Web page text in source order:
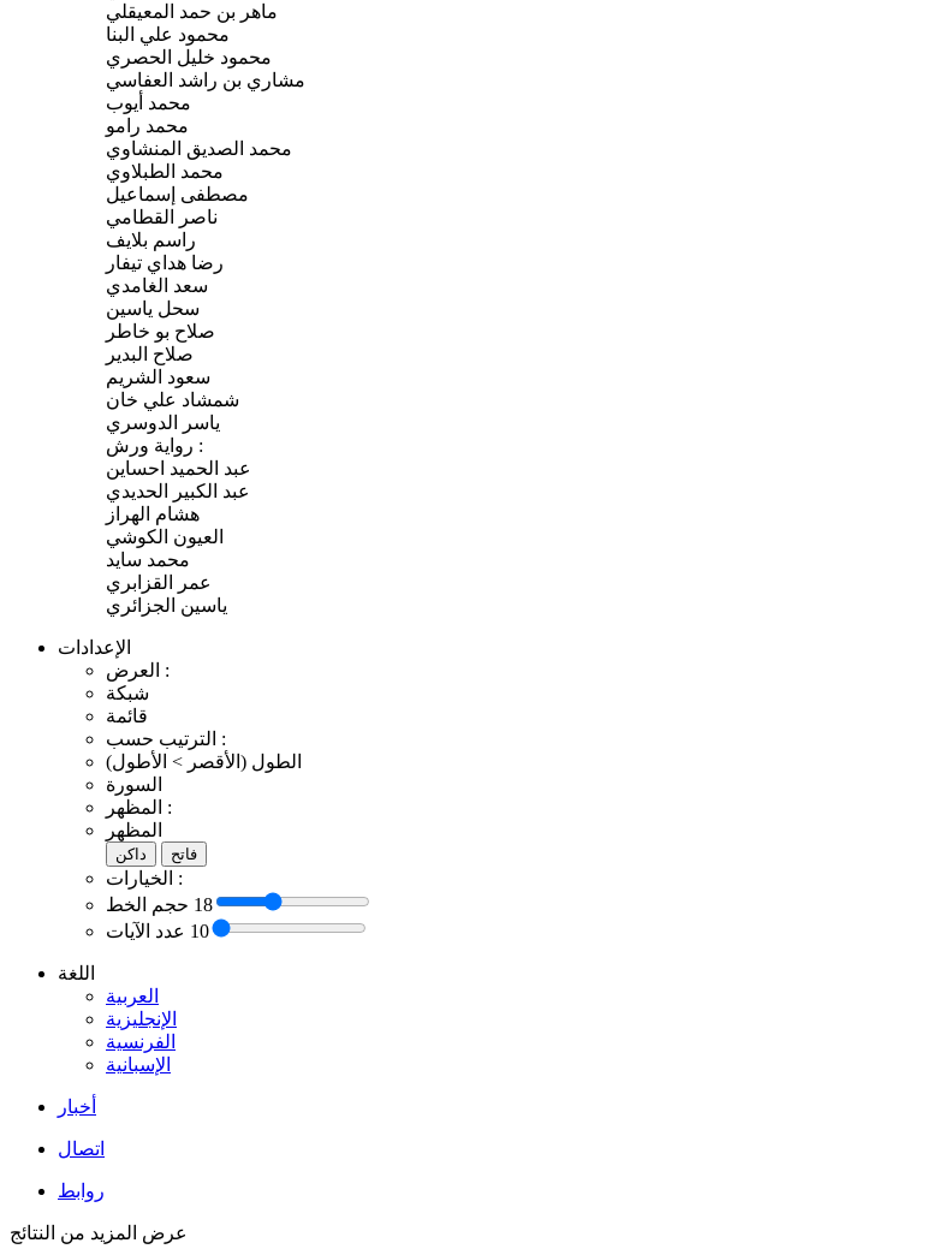
ﻣﺎﻫﺮ ﺑﻦ ﺣﻤﺪ اﻟﻤﻌﻴﻘﻠﻲ
محمود علي البنا
ﻣﺤﻤﻮﺩ ﺧﻠﻴﻞ اﻟﺤﺼﺮﻱ
ﻣﺸﺎﺭﻱ ﺑﻦ ﺭاﺷﺪ اﻟﻌﻔﺎﺳﻲ
محمد أيوب
محمد رامو
ﻣﺤﻤﺪ اﻟﺼﺪﻳﻖ اﻟﻤﻨﺸﺎﻭﻱ
محمد الطبلاوي
مصطفى إسماعيل
ناصر القطامي
راسم بلايف
رضا هداي تيفار
ﺳﻌﺪ اﻟﻐﺎﻣﺪﻱ
سحل ياسين
صلاح بو خاطر
صلاح البدير
ﺳﻌﻮﺩ اﻟﺸﺮﻳﻢ
شمشاد علي خان
ياسر الدوسري
رواية ورش :
عبد الحميد احساين
عبد الكبير الحديدي
هشام الهراز
العيون الكوشي
محمد سايد
عمر القزابري
ياسين الجزائري
الإعدادات
اﻟﻌﺮﺽ :
شبكة
ﻗﺎﺋﻤﺔ
اﻟﺘﺮﺗﻴﺐ ﺣﺴﺐ :
اﻟﻄﻮﻝ (اﻷﻗﺼﺮ > اﻷﻃﻮﻝ)
اﻟﺴﻮﺭﺓ
اﻟﻤﻈﻬﺮ :
اﻟﻤﻈﻬﺮ
ﺩاﻛﻦ ﻓﺎﺗﺢ
اﻟﺨﻴﺎﺭاﺕ :
18
10
اﻟﻠﻐﺔ
اﻟﻌﺮﺑﻴﺔ
الإنجليزية
الفرنسية
الإسبانية
أخبار
اتصال
روابط
ﻋﺮﺽ اﻟﻤﺰﻳﺪ ﻣﻦ اﻟﻨﺘﺎﺋﺞ